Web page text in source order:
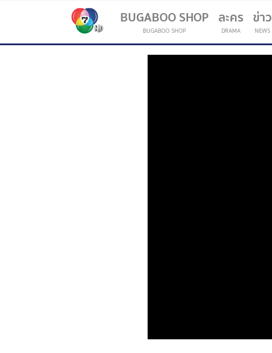
BUGABOO SHOP
BUGABOO SHOP
ละคร
DRAMA
ข่าว
NEWS